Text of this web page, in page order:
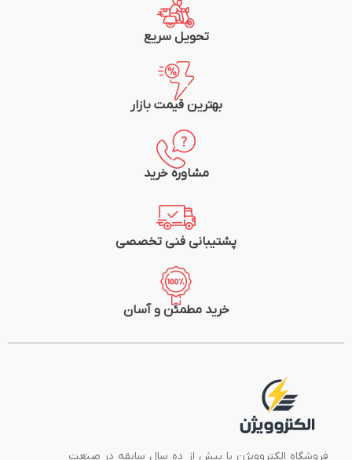
تحویل سریع
بهترین قیمت بازار
مشاوره خرید
پشتیبانی فنی تخصصی
خرید مطمئن و آسان
فروشگاه الکتروویژن با بیش از ده سال سابقه در صنعت